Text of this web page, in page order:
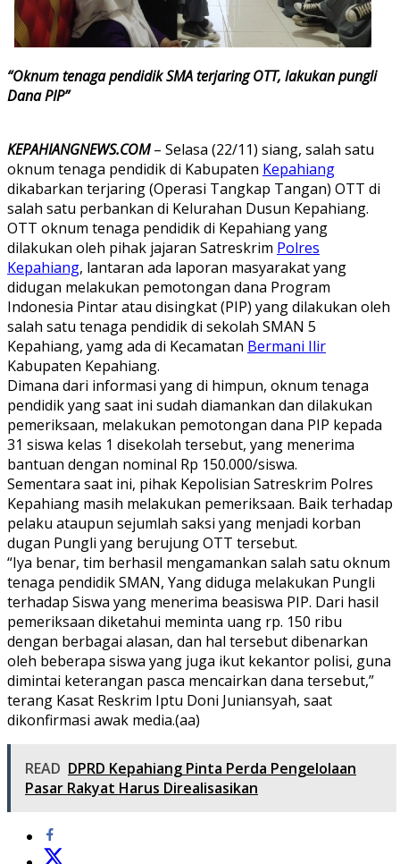
“Oknum tenaga pendidik SMA terjaring OTT, lakukan pungli
Dana PIP”
KEPAHIANGNEWS.COM– Selasa (22/11) siang, salah satu
oknum tenaga pendidik di Kabupaten Kepahiang
dikabarkan terjaring (Operasi Tangkap Tangan) OTT di
salah satu perbankan di Kelurahan Dusun Kepahiang.
OTT oknum tenaga pendidik di Kepahiang yang
dilakukan oleh pihak jajaran Satreskrim Polres
Kepahiang, lantaran ada laporan masyarakat yang
didugan melakukan pemotongan dana Program
Indonesia Pintar atau disingkat (PIP) yang dilakukan oleh
salah satu tenaga pendidik di sekolah SMAN 5
Kepahiang, yamg ada di Kecamatan Bermani Ilir
Kabupaten Kepahiang.
Dimana dari informasi yang di himpun, oknum tenaga
pendidik yang saat ini sudah diamankan dan dilakukan
pemeriksaan, melakukan pemotongan dana PIP kepada
31 siswa kelas 1 disekolah tersebut, yang menerima
bantuan dengan nominal Rp 150.000/siswa.
Sementara saat ini, pihak Kepolisian Satreskrim Polres
Kepahiang masih melakukan pemeriksaan. Baik terhadap
pelaku ataupun sejumlah saksi yang menjadi korban
dugan Pungli yang berujung OTT tersebut.
“Iya benar, tim berhasil mengamankan salah satu oknum
tenaga pendidik SMAN, Yang diduga melakukan Pungli
terhadap Siswa yang menerima beasiswa PIP. Dari hasil
pemeriksaan diketahui meminta uang rp. 150 ribu
dengan berbagai alasan, dan hal tersebut dibenarkan
oleh beberapa siswa yang juga ikut kekantor polisi, guna
dimintai keterangan pasca mencairkan dana tersebut,”
terang Kasat Reskrim Iptu Doni Juniansyah, saat
dikonfirmasi awak media.(aa)
READ DPRD Kepahiang Pinta Perda Pengelolaan
Pasar Rakyat Harus Direalisasikan